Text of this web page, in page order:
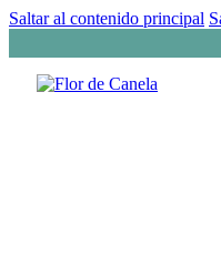
Saltar al contenido principal